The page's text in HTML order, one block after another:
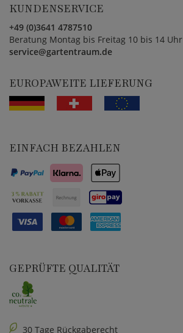
KUNDENSERVICE
+49 (0)3641 4787510
Beratung Montag bis Freitag 10 bis 14 Uhr
service@gartentraum.de
EUROPAWEITE LIEFERUNG
EINFACH BEZAHLEN
GEPRÜFTE QUALITÄT
30 Tage Rückgaberecht